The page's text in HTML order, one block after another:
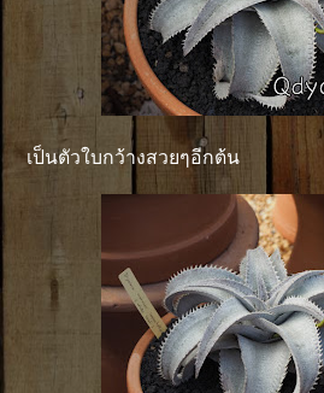
เป็นตัวใบกว้างสวยๆอีกต้น